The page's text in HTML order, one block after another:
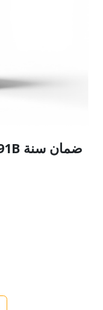
مطحنة قهوة محمولة AG-6091B ضمان سنة